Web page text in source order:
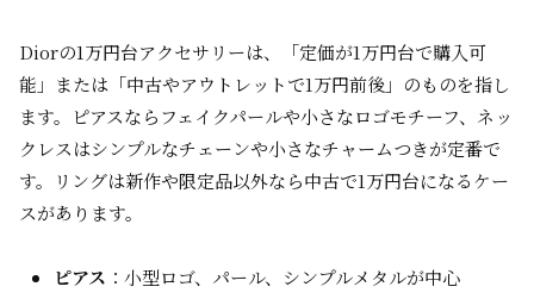
Diorの1万円台アクセサリーは、「定価が1万円台で購入可
能」または「中古やアウトレットで1万円前後」のものを指し
ます。ピアスならフェイクパールや小さなロゴモチーフ、ネッ
クレスはシンプルなチェーンや小さなチャームつきが定番で
す。リングは新作や限定品以外なら中古で1万円台になるケー
スがあります。
ピアス ：小型ロゴ、パール、シンプルメタルが中心